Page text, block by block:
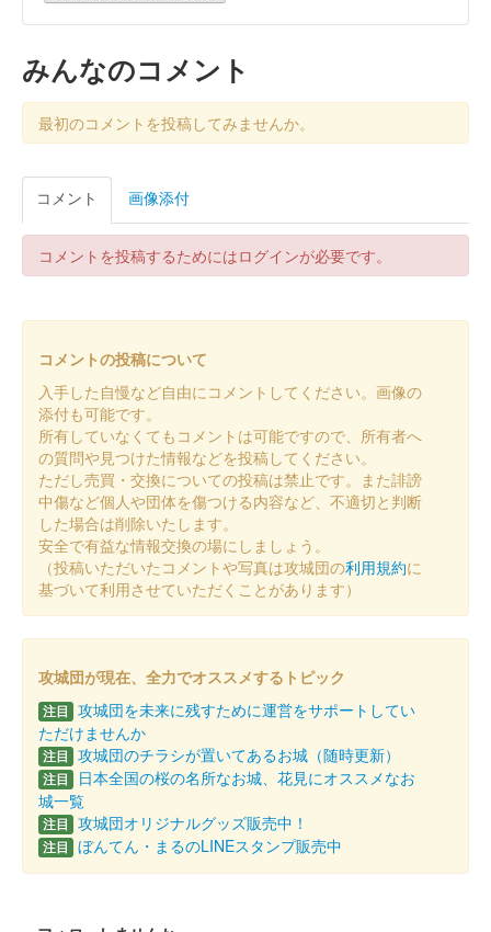
沼田城跡 御城印 昭和百年 十二月版
販売終了
沼田城跡 御城印
沼田城跡 御城印 冬至
販売終了
沼田城址 御城印 十三夜
販売終了
沼田城跡 御城印 七五三
販売終了
沼田城跡 御城印 旧暦（霜月） 2025年版
販売終了
みんなのコメント
最初のコメントを投稿してみませんか。
コメント 画像添付
コメントを投稿するためにはログインが必要です。
コメントの投稿について
入手した自慢など自由にコメントしてください。画像の
添付も可能です。
所有していなくてもコメントは可能ですので、所有者へ
の質問や見つけた情報などを投稿してください。
ただし売買・交換についての投稿は禁止です。また誹謗
中傷など個人や団体を傷つける内容など、不適切と判断
した場合は削除いたします。
安全で有益な情報交換の場にしましょう。
（投稿いただいたコメントや写真は攻城団の利用規約に
基づいて利用させていただくことがあります）
攻城団が現在、全力でオススメするトピック
注目 攻城団を未来に残すために運営をサポートしてい
ただけませんか
注目 攻城団のチラシが置いてあるお城（随時更新）
注目
日本全国の桜の名所なお城、花見にオススメなお
城一覧
注目 攻城団オリジナルグッズ販売中！
注目 ぼんてん・まるのLINEスタンプ販売中